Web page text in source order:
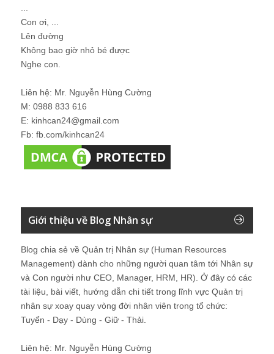
Con ơi, ...
Lên đường
Không bao giờ nhỏ bé được
Nghe con.
Liên hệ: Mr. Nguyễn Hùng Cường
M: 0988 833 616
E: kinhcan24@gmail.com
Fb: fb.com/kinhcan24
Giới thiệu về Blog Nhân sự
Blog chia sẻ về Quản trị Nhân sự (Human Resources
Management) dành cho những người quan tâm tới Nhân sự
và Con người như CEO, Manager, HRM, HR). Ở đây có các
tài liệu, bài viết, hướng dẫn chi tiết trong lĩnh vực Quản trị
nhân sự xoay quay vòng đời nhân viên trong tổ chức:
Tuyển - Dạy - Dùng - Giữ - Thải.
Liên hệ: Mr. Nguyễn Hùng Cường